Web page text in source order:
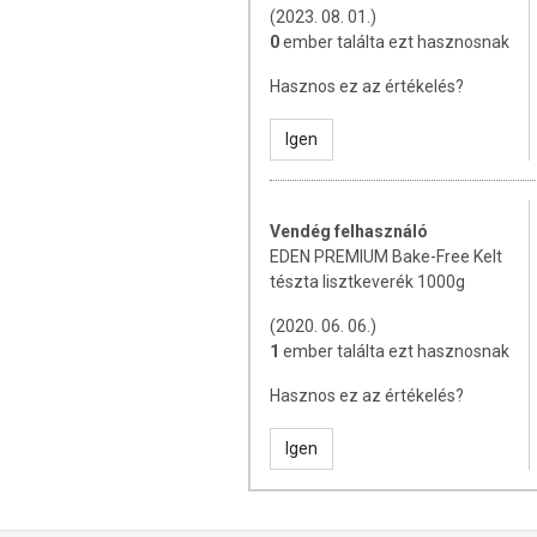
ELKÉSZÍTÉSI JAVASLAT:
FONOTT KALÁCS RECEPT
Hozzávalók 1 db körülbelül 390
2,5 g Eden Premium fekete só
2,5 g Eden Premium kókuszvirág
1 tasak porélesztő (7 g)
Elkészítés:
Szilikonos sütőpapírral bélelt tepsin
percig 180 fokon végig alsó-felső sütéssel.
ZSIRADÉKKAL):
(2023. 08. 01.)
0ember találta ezt hasznosnak
Hasznos ez az értékelés?
Igen
Vendég felhasználó
EDEN PREMIUM Bake-Free Kelt
tészta lisztkeverék 1000g
(2020. 06. 06.)
1 ember találta ezt hasznosnak
Hasznos ez az értékelés?
Igen